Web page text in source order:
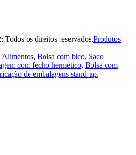
os direitos reservados.Produtos
Alimentos, Bolsa com bico, Saco
com fecho hermético, Bolsa com
de embalagens stand-up,